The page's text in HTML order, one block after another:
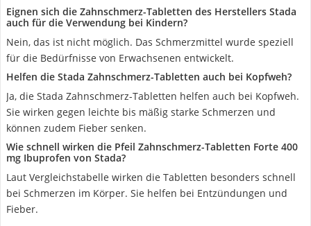
Eignen sich die Zahnschmerz-Tabletten des Herstellers Stada
auch für die Verwendung bei Kindern?
Nein, das ist nicht möglich. Das Schmerzmittel wurde speziell
für die Bedürfnisse von Erwachsenen entwickelt.
Helfen die Stada Zahnschmerz-Tabletten auch bei Kopfweh?
Ja, die Stada Zahnschmerz-Tabletten helfen auch bei Kopfweh.
Sie wirken gegen leichte bis mäßig starke Schmerzen und
können zudem Fieber senken.
Wie schnell wirken die Pfeil Zahnschmerz-Tabletten Forte 400
mg Ibuprofen von Stada?
Laut Vergleichstabelle wirken die Tabletten besonders schnell
bei Schmerzen im Körper. Sie helfen bei Entzündungen und
Fieber.